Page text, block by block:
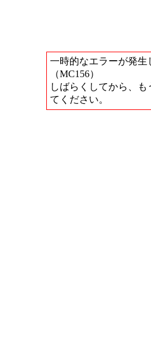
一時的なエラーが発生
（MC156）
しばらくしてから、も
てください。